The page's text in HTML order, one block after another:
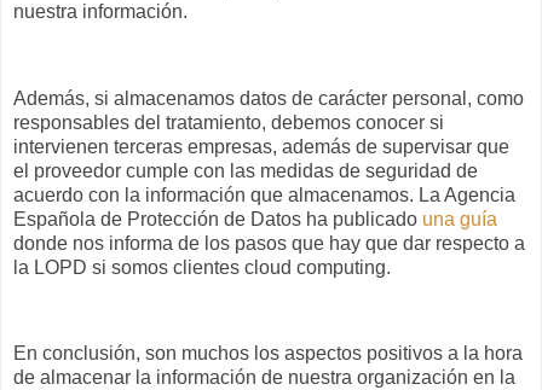
nuestra información.
Además, si almacenamos datos de carácter personal, como
responsables del tratamiento, debemos conocer si
intervienen terceras empresas, además de supervisar que
el proveedor cumple con las medidas de seguridad de
acuerdo con la información que almacenamos. La Agencia
Española de Protección de Datos ha publicado una guía
donde nos informa de los pasos que hay que dar respecto a
la LOPD si somos clientes cloud computing.
En conclusión, son muchos los aspectos positivos a la hora
de almacenar la información de nuestra organización en la